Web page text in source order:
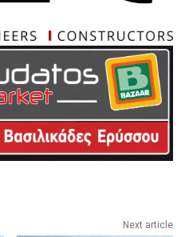
Next article